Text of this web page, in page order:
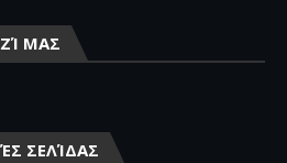
ΜΑΣ
ΣΕΛΊΔΑΣ